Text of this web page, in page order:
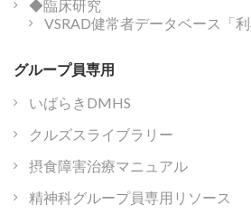
◆臨床研究
VSRAD健常者データベース「利
グループ員専用
いばらきDMHS
クルズスライブラリー
摂食障害治療マニュアル
精神科グループ員専用リソース